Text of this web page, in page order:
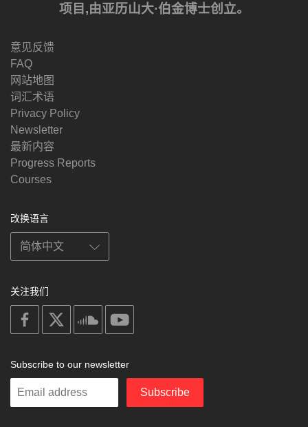
项目,由亚历山大·伯金博士创立。
意见反馈
FAQ
网站地图
词汇术语
Privacy Policy
Newsletter
最新内容
Progress Reports
Courses
改换语言
关注我们
on
facebook
soundcloud
Subscribe to our newsletter
Enter
Subscribe